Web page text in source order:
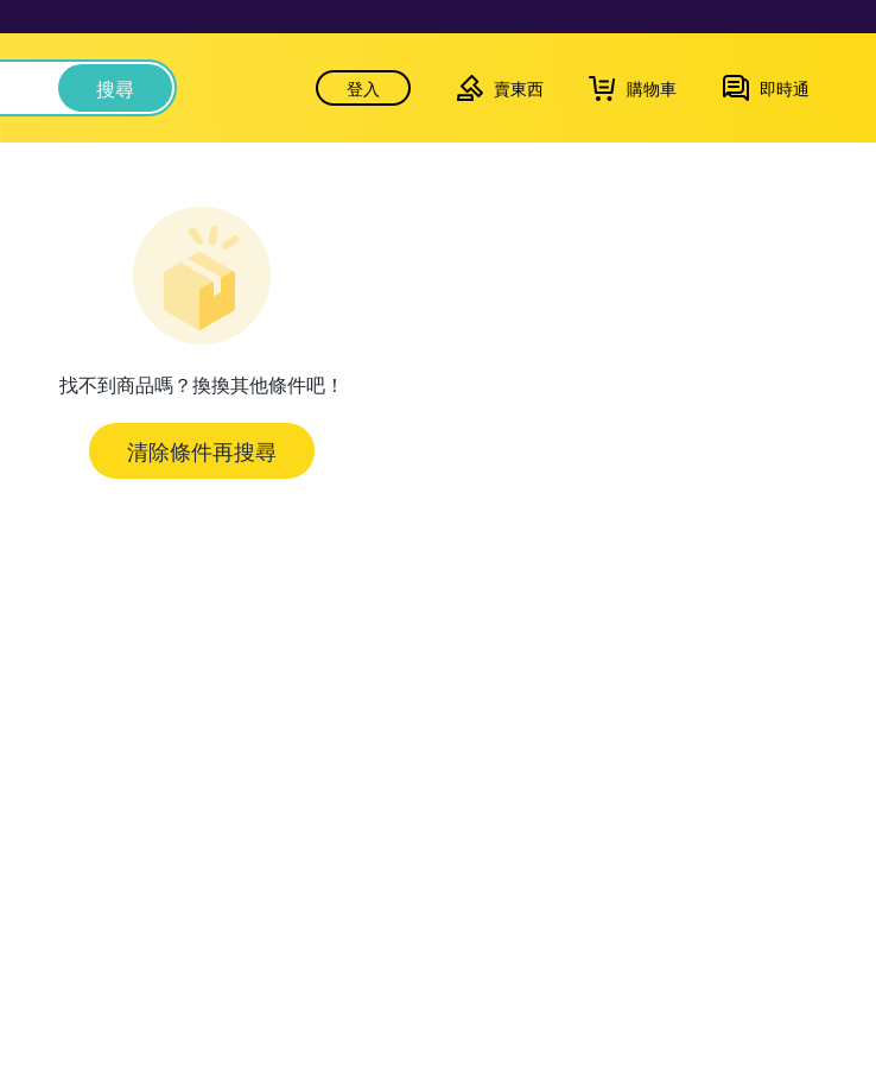
搜尋 登入 賣東西 購物車 即時通
找不到商品嗎？換換其他條件吧！
清除條件再搜尋